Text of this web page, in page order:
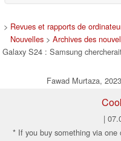
> Revues et rapports de
Nouvelles > Archives des
Galaxy S24 : Samsung
Fawad Murtaza,
|
* If you buy something via